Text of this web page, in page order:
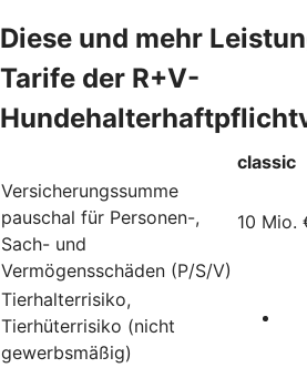
Diese und mehr
Tarife der R+V-
classic
Versicherungssumme
pauschal für Personen-,
Sach- und
Vermögensschäden (P/S/V)
10 Mio.
Tierhalterrisiko,
Tierhüterrisiko (nicht
gewerbsmäßig)